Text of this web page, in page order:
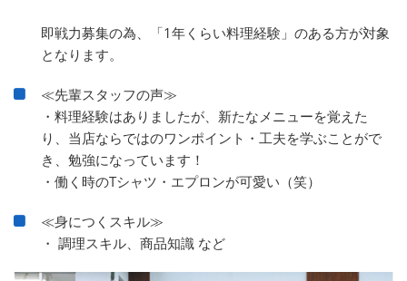
即戦力募集の為、「1年くらい料理経験」のある方が対象
となります。
≪先輩スタッフの声≫
・料理経験はありましたが、新たなメニューを覚えた
り、当店ならではのワンポイント・工夫を学ぶことがで
き、勉強になっています！
・働く時のTシャツ・エプロンが可愛い（笑）
≪身につくスキル≫
・ 調理スキル、商品知識 など